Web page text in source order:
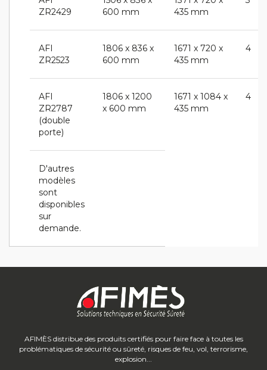
ZR2429
600 mm
435 mm
AFI
ZR2523
1806 x 836 x
600 mm
1671 x 720 x
435 mm
4
AFI
ZR2787
(double
porte)
1806 x 1200
x 600 mm
1671 x 1084 x
435 mm
4
D'autres
modèles
sont
disponibles
sur
demande.
AFIMÈS distribue des produits certifiés pour faire face à toutes les
problématiques de sécurité ou sûreté, risques de feu, vol, terrorisme,
explosion...